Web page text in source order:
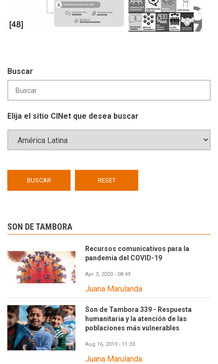
Buscar
Elija el sitio CINet que desea buscar
SON DE TAMBORA
Recursos comunicativos para la
pandemia del COVID-19
Apr 3, 2020 - 08:49
Juana Marulanda
Son de Tambora 339 - Respuesta
humanitaria y la atención de las
poblaciones más vulnerables
Aug 16, 2019 - 11:33
Juana Marulanda